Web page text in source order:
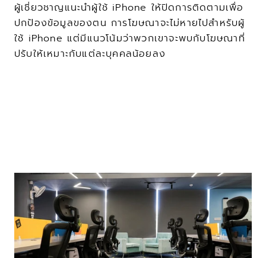
ผู้เชี่ยวชาญแนะนำผู้ใช้ iPhone ให้ปิดการติดตามเพื่อ
ปกป้องข้อมูลของตน การโฆษณาจะไม่หายไปสำหรับผู้
ใช้ iPhone แต่มีแนวโน้มว่าพวกเขาจะพบกับโฆษณาที่
ปรับให้เหมาะกับแต่ละบุคคลน้อยลง